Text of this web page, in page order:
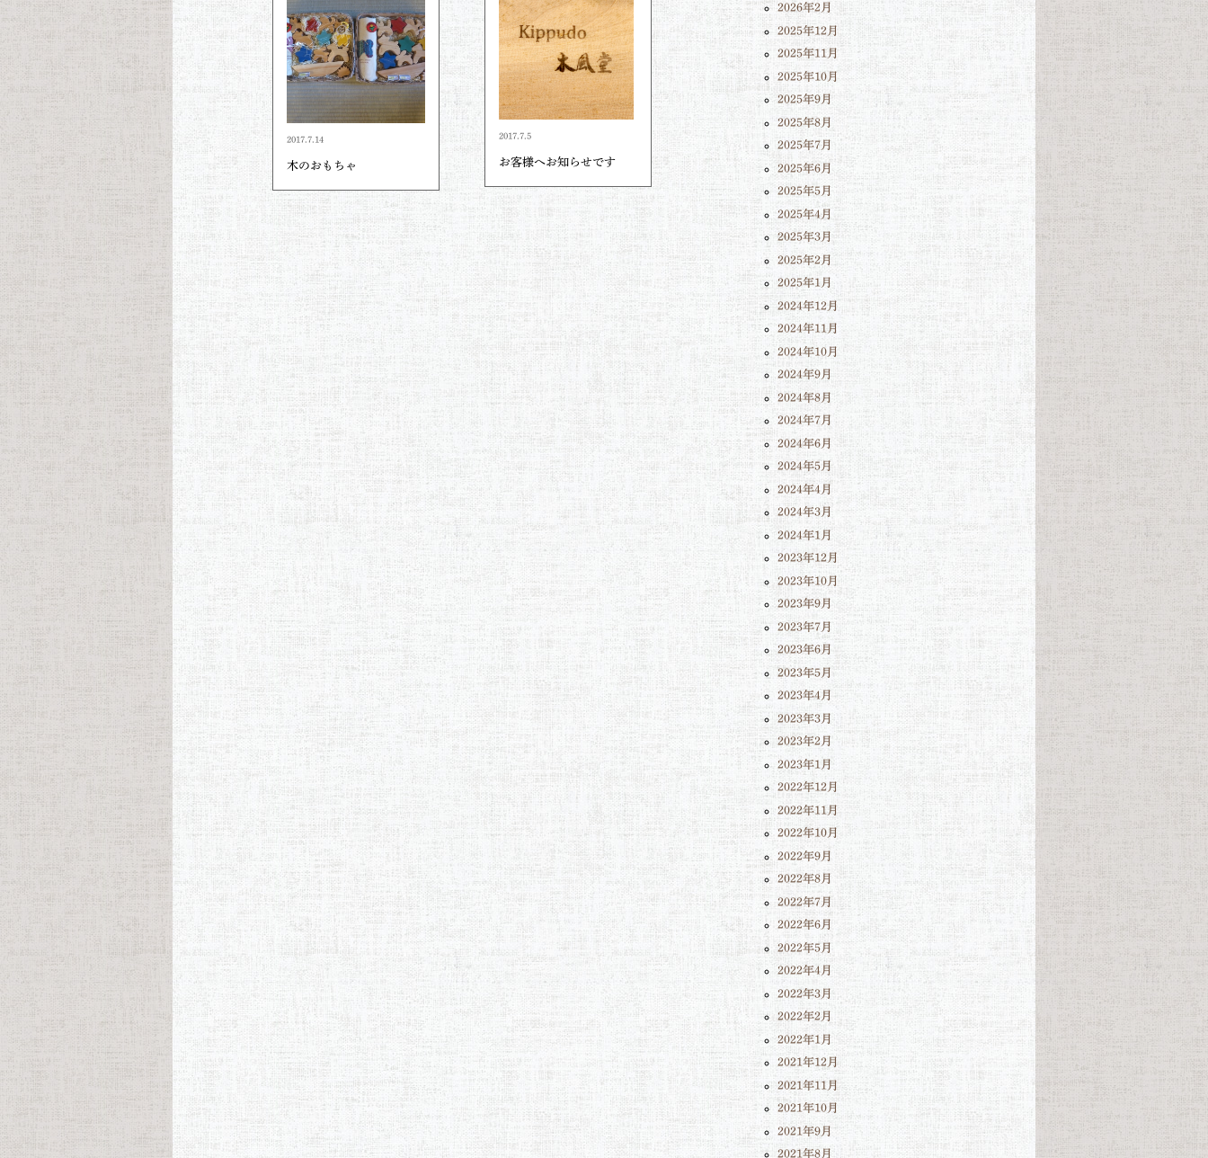
2017.7.14
木のおもちゃ
2017.7.5
お客様へお知らせです
2026年2月
2025年12月
2025年11月
2025年10月
2025年9月
2025年8月
2025年7月
2025年6月
2025年5月
2025年4月
2025年3月
2025年2月
2025年1月
2024年12月
2024年11月
2024年10月
2024年9月
2024年8月
2024年7月
2024年6月
2024年5月
2024年4月
2024年3月
2024年1月
2023年12月
2023年10月
2023年9月
2023年7月
2023年6月
2023年5月
2023年4月
2023年3月
2023年2月
2023年1月
2022年12月
2022年11月
2022年10月
2022年9月
2022年8月
2022年7月
2022年6月
2022年5月
2022年4月
2022年3月
2022年2月
2022年1月
2021年12月
2021年11月
2021年10月
2021年9月
2021年8月